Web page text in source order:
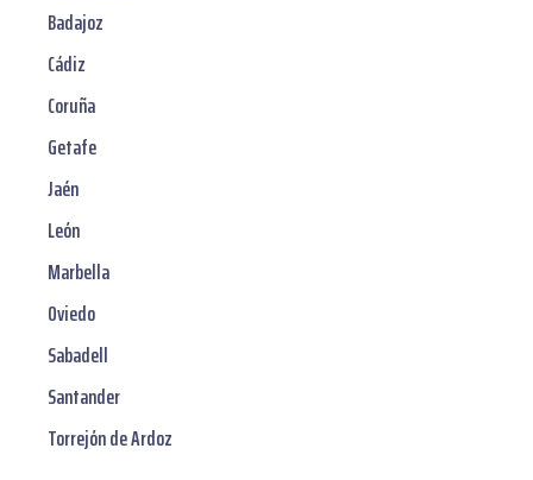
Badajoz
Cádiz
Coruña
Getafe
Jaén
León
Marbella
Oviedo
Sabadell
Santander
Torrejón de Ardoz